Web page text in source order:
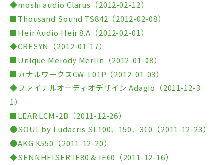
◆moshi audio Clarus（2012-02-12）
■Thousand Sound TS842（2012-02-08）
■Heir Audio Heir 8.A（2012-02-01）
◆CRESYN（2012-01-17）
■Unique Melody Merlin（2012-01-08）
■カナルワークスCW-L01P（2012-01-03）
◆ファイナルオーディオデザイン Adagio（2011-12-3
1）
■LEAR LCM-2B（2011-12-26）
●SOUL by Ludacris SL100、150、300（2011-12-23）
●AKG K550（2011-12-20）
◆SENNHEISER IE80 & IE60（2011-12-16）